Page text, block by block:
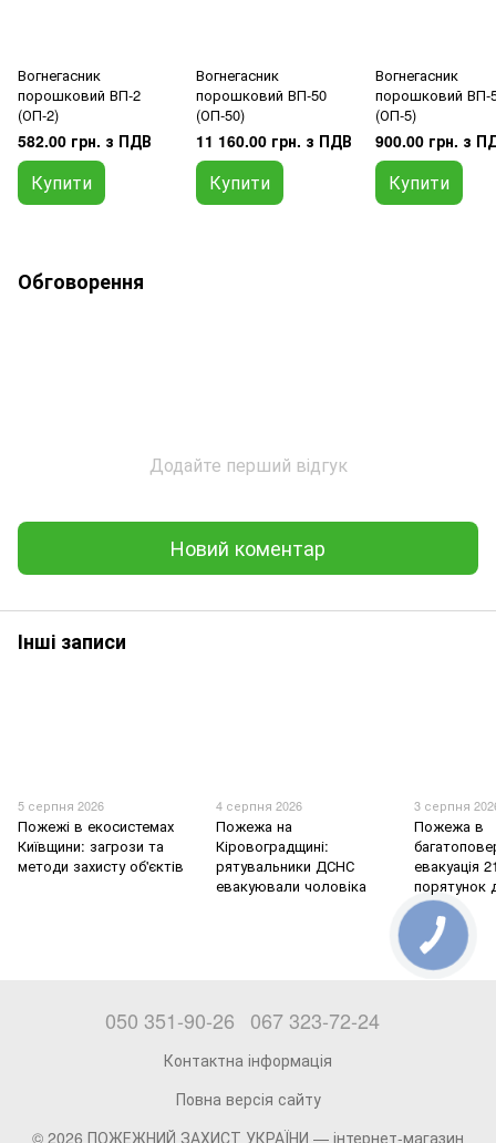
Вогнегасник
порошковий ВП-2
(ОП-2)
582.00 грн. з ПДВ
Купити
Вогнегасник
порошковий ВП-50
(ОП-50)
11 160.00 грн. з ПДВ
Купити
Вогнегасник
порошковий ВП-
(ОП-5)
900.00 грн. з
Купити
Обговорення
Додайте перший відгук
Новий коментар
Інші записи
5 серпня 2026
Пожежі в екосистемах
Київщини: загрози та
методи захисту об'єктів
4 серпня 2026
Пожежа на
Кіровоградщині:
рятувальники ДСНС
евакуювали чоловіка
3 серпня
Пожежа в
евакуація
порятунок
050 351-90-26 067 323-72-24
Контактна інформація
Повна версія сайту
© 2026 ПОЖЕЖНИЙ ЗАХИСТ УКРАЇНИ — інтернет-магазин